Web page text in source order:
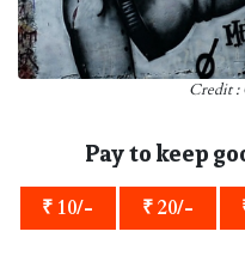
Credit :
Pay to keep
₹ 10/- ₹ 20/-